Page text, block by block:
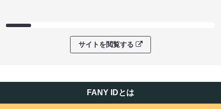
サイトを閲覧する
FANY IDとは